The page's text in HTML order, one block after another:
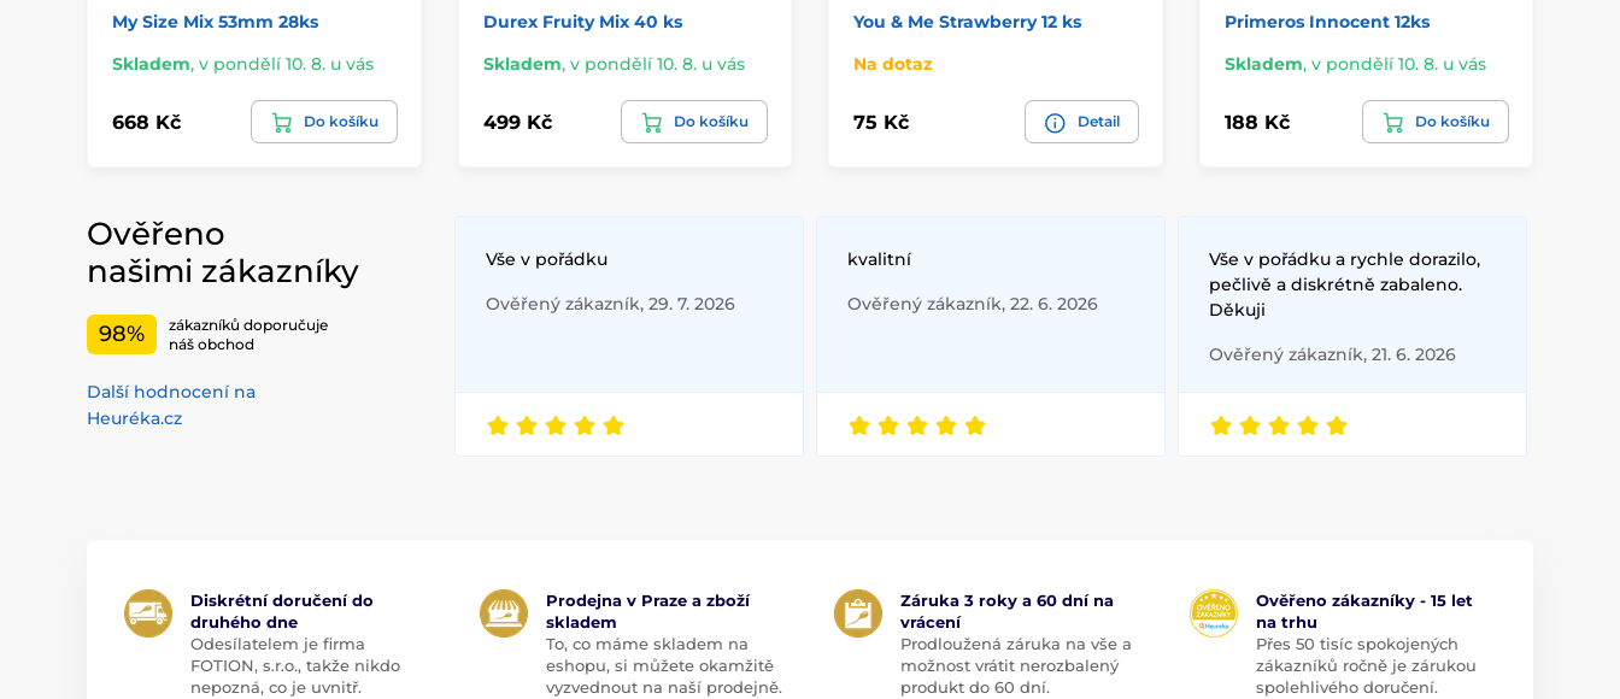
My Size Mix 53mm 28ks
Skladem, v pondělí 10. 8. u vás
668 Kč Do košíku
Durex Fruity Mix 40 ks
Skladem, v pondělí 10. 8. u vás
499 Kč Do košíku
You & Me Strawberry 12 ks
Na dotaz
75 Kč Detail
Primeros Innocent 12ks
Skladem, v pondělí 10. 8. u vás
188 Kč Do košíku
Ověřeno
našimi zákazníky
98%
zákazníků doporučuje
náš obchod
Další hodnocení na
Heuréka.cz
Vše v pořádku
Ověřený zákazník, 29. 7. 2026
kvalitní
Ověřený zákazník, 22. 6. 2026
Vše v pořádku a rychle dorazilo,
pečlivě a diskrétně zabaleno.
Děkuji
Ověřený zákazník, 21. 6. 2026
Diskrétní doručení do
druhého dne
Odesílatelem je firma
FOTION, s.r.o., takže nikdo
nepozná, co je uvnitř.
Prodejna v Praze a zboží
skladem
To, co máme skladem na
eshopu, si můžete okamžitě
vyzvednout na naší prodejně.
Záruka 3 roky a 60 dní na
vrácení
Prodloužená záruka na vše a
možnost vrátit nerozbalený
produkt do 60 dní.
Ověřeno zákazníky - 15 let
na trhu
Přes 50 tisíc spokojených
zákazníků ročně je zárukou
spolehlivého doručení.